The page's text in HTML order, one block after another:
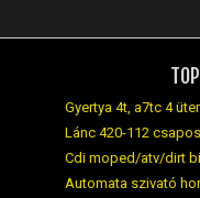
Gyertya 4t, a7tc 4
Lánc 420-112
Cdi moped/atv/dirt
Automata szivató